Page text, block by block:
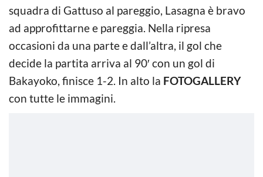
squadra di Gattuso al pareggio, Lasagna è bravo
ad approfittarne e pareggia. Nella ripresa
occasioni da una parte e dall’altra, il gol che
decide la partita arriva al 90′ con un gol di
Bakayoko, finisce 1-2. In alto la FOTOGALLERY
con tutte le immagini.